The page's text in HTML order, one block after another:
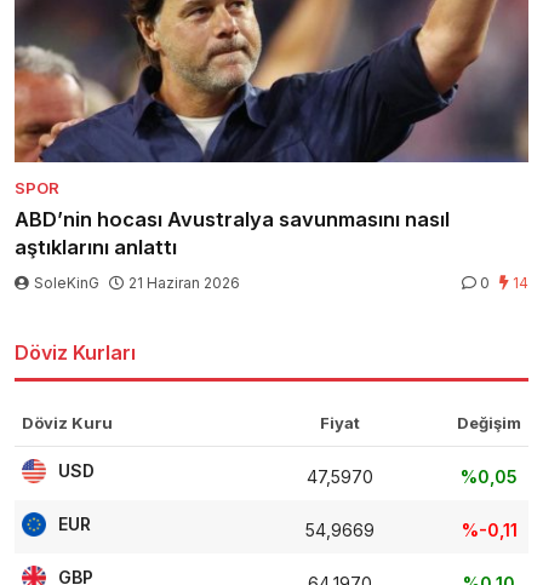
SPOR
ABD’nin hocası Avustralya savunmasını nasıl
aştıklarını anlattı
SoleKinG 21 Haziran 2026 0 14
Döviz Kurları
Döviz Kuru Fiyat Değişim
USD 47,5970 %0,05
EUR 54,9669 %-0,11
GBP